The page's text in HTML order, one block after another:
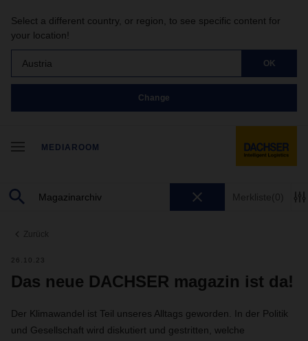
Select a different country, or region, to see specific content for
your location!
Austria OK
Change
MEDIAROOM
Merkliste(0)
Zurück
26.10.23
Das neue DACHSER magazin ist da!
Der Klimawandel ist Teil unseres Alltags geworden. In der Politik
und Gesellschaft wird diskutiert und gestritten, welche